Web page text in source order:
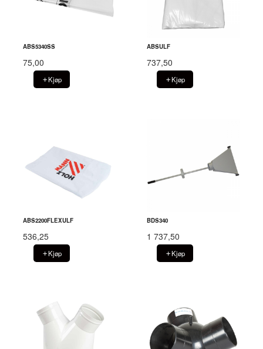
ABS5340SS
75,00
Kjøp
ABSULF
737,50
Kjøp
ABS2200FLEXULF
536,25
Kjøp
BDS340
1 737,50
Kjøp